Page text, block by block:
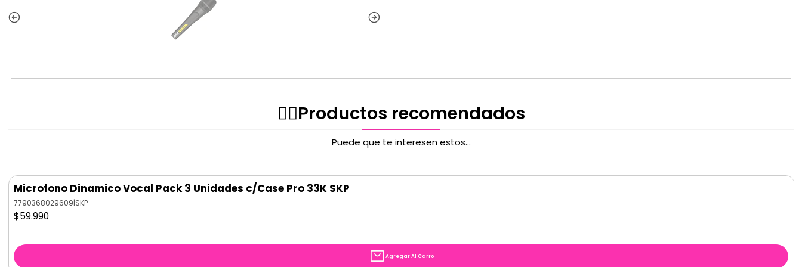
✌🏻️Productos recomendados
Puede que te interesen estos...
Microfono Dinamico Vocal Pack 3 Unidades c/Case Pro 33K SKP
7790368029609|SKP
$59.990
Agregar Al Carro